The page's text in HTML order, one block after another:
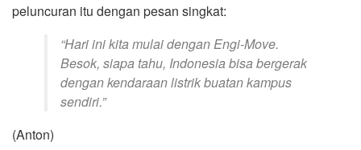
peluncuran itu dengan pesan singkat:
“Hari ini kita mulai dengan Engi-Move.
Besok, siapa tahu, Indonesia bisa bergerak
dengan kendaraan listrik buatan kampus
sendiri.”
(Anton)